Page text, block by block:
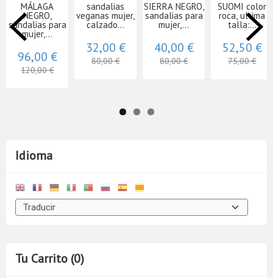
Idioma
Tu Carrito (0)
MÁLAGA
NEGRO,
sandalias para
mujer,...
96,00 €
120,00 €
sandalias
veganas mujer,
calzado...
32,00 €
80,00 €
SIERRA NEGRO,
sandalias para
mujer,...
40,00 €
80,00 €
SUOMI color
roca, ultima
talla:...
52,50 €
75,00 €